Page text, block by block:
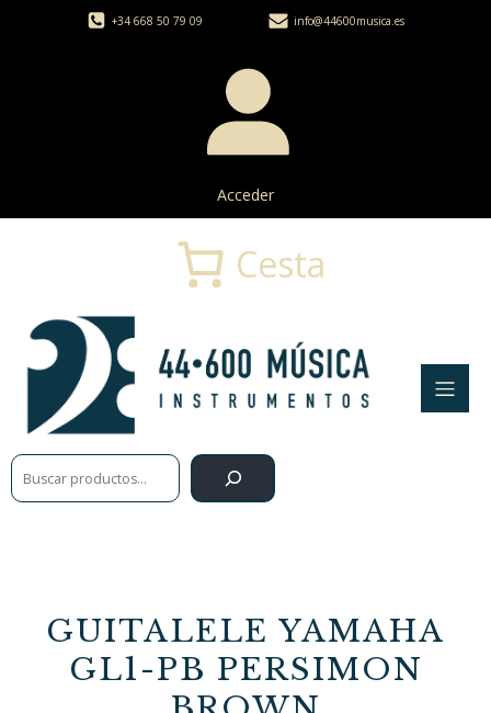
+34 668 50 79 09 info@44600musica.es
Acceder
Buscar
Cesta
GUITALELE YAMAHA
GL1-PB PERSIMON